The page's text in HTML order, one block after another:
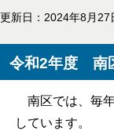
更新日：2024年8月27
令和2年度 南
南区では、毎
しています。